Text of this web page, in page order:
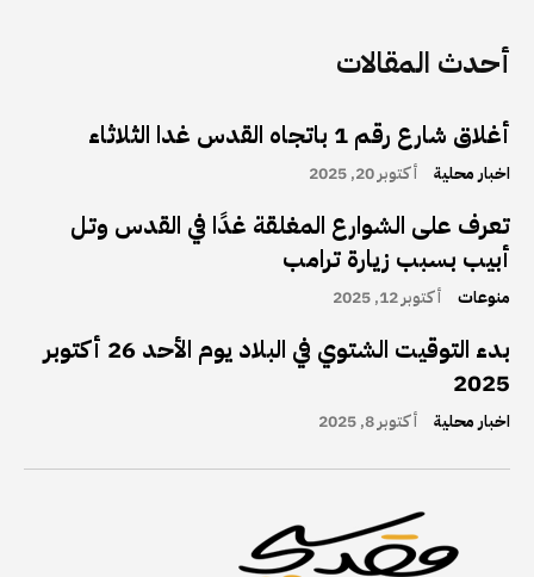
أحدث المقالات
أغلاق شارع رقم 1 باتجاه القدس غدا الثلاثاء
اخبار محلية أكتوبر 20, 2025
تعرف على الشوارع المغلقة غدًا في القدس وتل
أبيب بسبب زيارة ترامب
منوعات أكتوبر 12, 2025
بدء التوقيت الشتوي في البلاد يوم الأحد 26 أكتوبر
2025
اخبار محلية أكتوبر 8, 2025